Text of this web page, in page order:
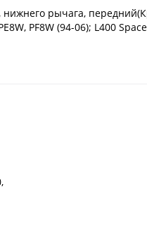
рычага,
PF8W (94-06); L400